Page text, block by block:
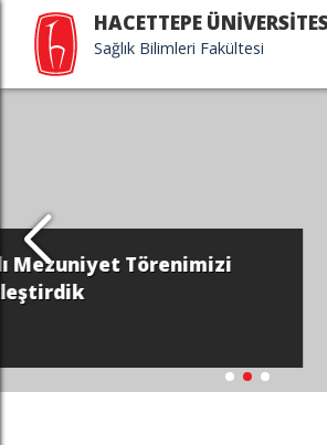
HACETTEPE
Sağlık Bilimleri Fakültesi
Çocuk